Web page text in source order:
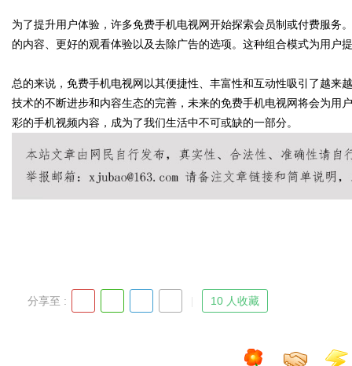
d
为了提升用户体验，许多免费手机电视网开始探索会员制或付费服务
的内容、更好的观看体验以及去除广告的选项。这种组合模式为用户
总的来说，免费手机电视网以其便捷性、丰富性和互动性吸引了越来
技术的不断进步和内容生态的完善，未来的免费手机电视网将会为用
彩的手机视频内容，成为了我们生活中不可或缺的一部分。
分享至 : 10 人收藏